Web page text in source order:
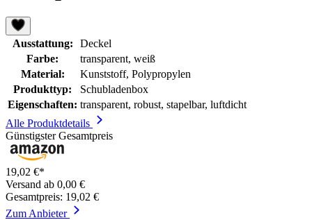
Ausstattung:
Deckel
Farbe:
transparent, weiß
Material:
Kunststoff, Polypropylen
Produkttyp:
Schubladenbox
Eigenschaften: transparent, robust, stapelbar, luftdicht
Alle Produktdetails
Günstigster Gesamtpreis
19,02 €*
Versand ab 0,00 €
Gesamtpreis: 19,02 €
Zum Anbieter